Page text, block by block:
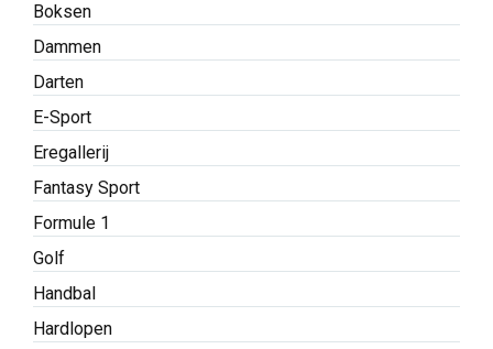
Boksen
Dammen
Darten
E-Sport
Eregallerij
Fantasy Sport
Formule 1
Golf
Handbal
Hardlopen